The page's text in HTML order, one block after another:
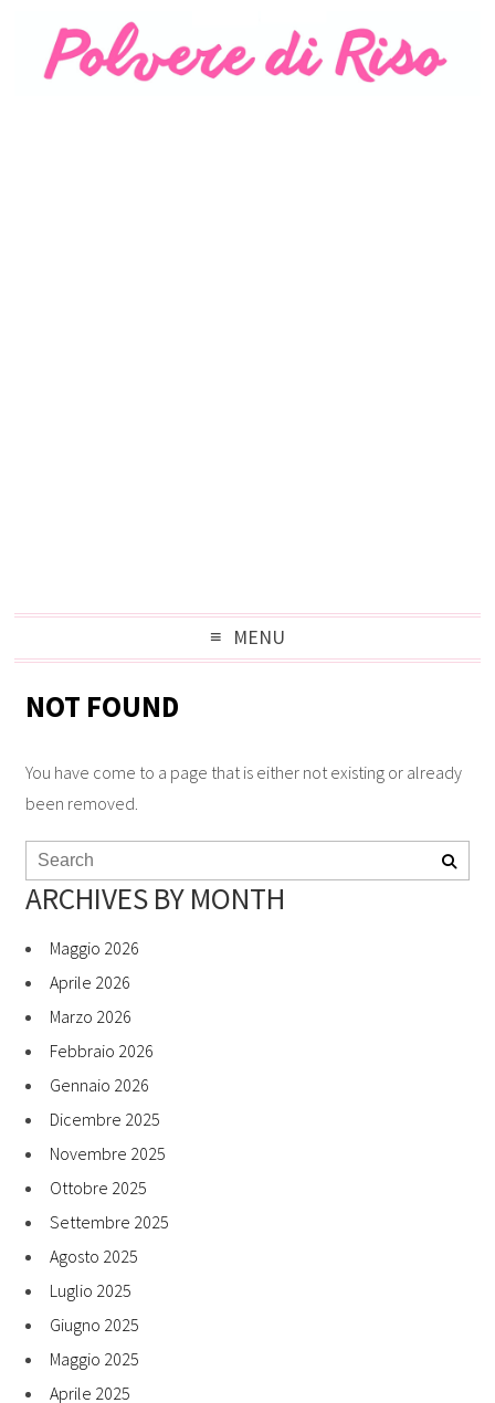
MENU
NOT FOUND
You have come to a page that is either not existing or already
been removed.
ARCHIVES BY MONTH
Maggio 2026
Aprile 2026
Marzo 2026
Febbraio 2026
Gennaio 2026
Dicembre 2025
Novembre 2025
Ottobre 2025
Settembre 2025
Agosto 2025
Luglio 2025
Giugno 2025
Maggio 2025
Aprile 2025